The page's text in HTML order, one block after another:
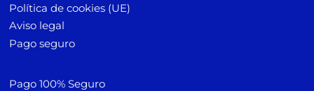
Política de cookies (UE)
Aviso legal
Pago seguro
Pago 100% Seguro